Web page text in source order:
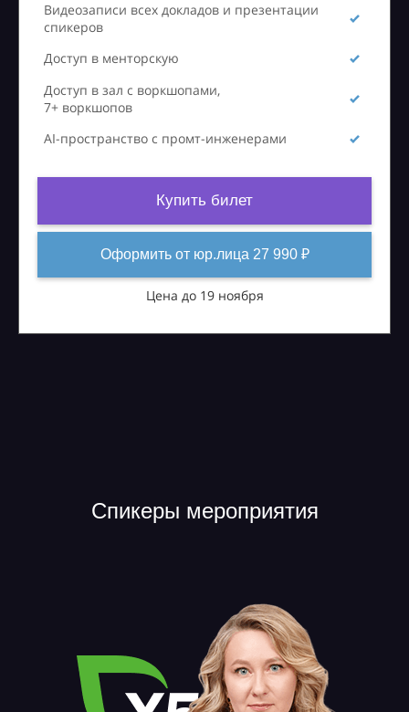
Видеозаписи всех докладов и презентации
спикеров
Доступ в менторскую
Доступ в зал с воркшопами,
7+ воркшопов
AI-пространство с промт-инженерами
Купить билет
Оформить от юр.лица 27 990 ₽
Цена до 19 ноября
Спикеры мероприятия